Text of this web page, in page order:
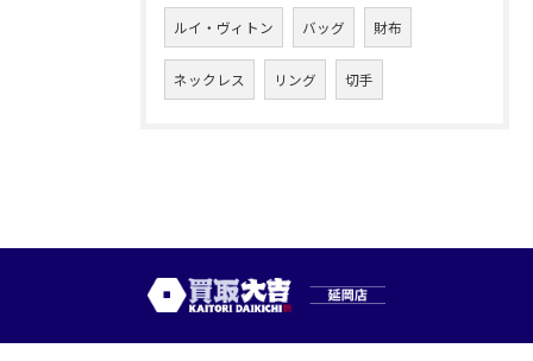
ルイ・ヴィトン バッグ 財布
ネックレス リング 切手